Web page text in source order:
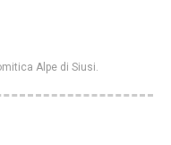
Alpe di Siusi.